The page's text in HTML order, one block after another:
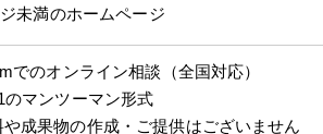
未満のホームページ
でのオンライン相談（全国対応）
のマンツーマン形式
や成果物の作成・ご提供はございません